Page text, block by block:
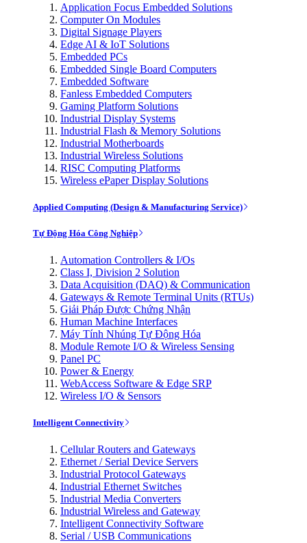
Application Focus Embedded Solutions
Computer On Modules
Digital Signage Players
Edge AI & IoT Solutions
Embedded PCs
Embedded Single Board Computers
Embedded Software
Fanless Embedded Computers
Gaming Platform Solutions
Industrial Display Systems
Industrial Flash & Memory Solutions
Industrial Motherboards
Industrial Wireless Solutions
RISC Computing Platforms
Wireless ePaper Display Solutions
Applied Computing (Design & Manufacturing Service)
Tự Động Hóa Công Nghiệp
Automation Controllers & I/Os
Class I, Division 2 Solution
Data Acquisition (DAQ) & Communication
Gateways & Remote Terminal Units (RTUs)
Giải Pháp Được Chứng Nhận
Human Machine Interfaces
Máy Tính Nhúng Tự Động Hóa
Module Remote I/O & Wireless Sensing
Panel PC
Power & Energy
WebAccess Software & Edge SRP
Wireless I/O & Sensors
Intelligent Connectivity
Cellular Routers and Gateways
Ethernet / Serial Device Servers
Industrial Protocol Gateways
Industrial Ethernet Switches
Industrial Media Converters
Industrial Wireless and Gateway
Intelligent Connectivity Software
Serial / USB Communications